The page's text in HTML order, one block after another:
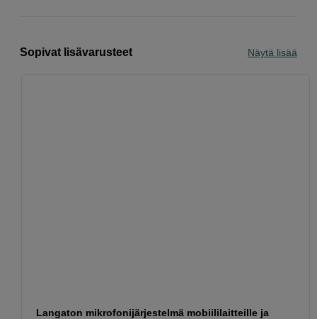
Sopivat lisävarusteet Näytä lisää
Langaton mikrofonijärjestelmä mobiililaitteille ja